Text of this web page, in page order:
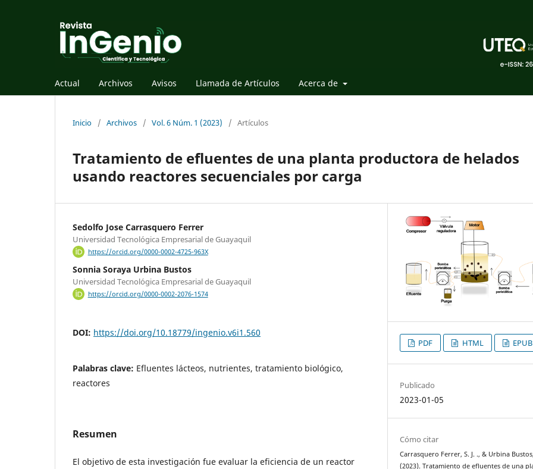
Actual Archivos Avisos Llamada de Artículos Acerca de
Inicio / Archivos / Vol. 6 Núm. 1 (2023) / Artículos
Tratamiento de efluentes de una planta productora de helados
usando reactores secuenciales por carga
Sedolfo Jose Carrasquero Ferrer
Universidad Tecnológica Empresarial de Guayaquil
https://orcid.org/0000-0002-4725-963X
Sonnia Soraya Urbina Bustos
Universidad Tecnológica Empresarial de Guayaquil
https://orcid.org/0000-0002-2076-1574
DOI: https://doi.org/10.18779/ingenio.v6i1.560
Palabras clave: Efluentes lácteos, nutrientes, tratamiento biológico,
reactores
Resumen
El objetivo de esta investigación fue evaluar la eficiencia de un reactor
PDF HTML EPUB
Publicado
2023-01-05
Cómo citar
Carrasquero Ferrer, S. J. ., & Urbina Bustos,
(2023). Tratamiento de efluentes de una